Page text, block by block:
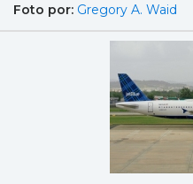
Foto por: Gregory A. Waid